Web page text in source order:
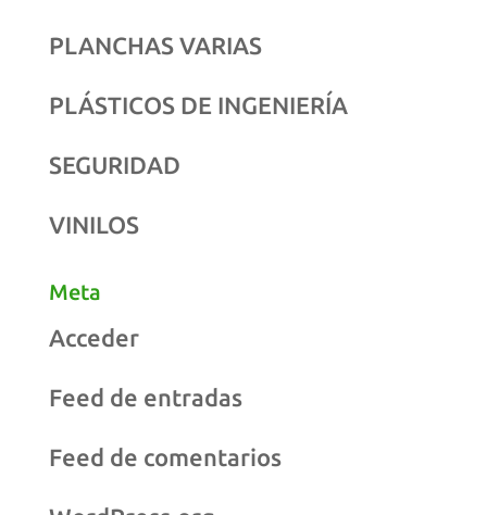
PLANCHAS VARIAS
PLÁSTICOS DE INGENIERÍA
SEGURIDAD
VINILOS
Meta
Acceder
Feed de entradas
Feed de comentarios